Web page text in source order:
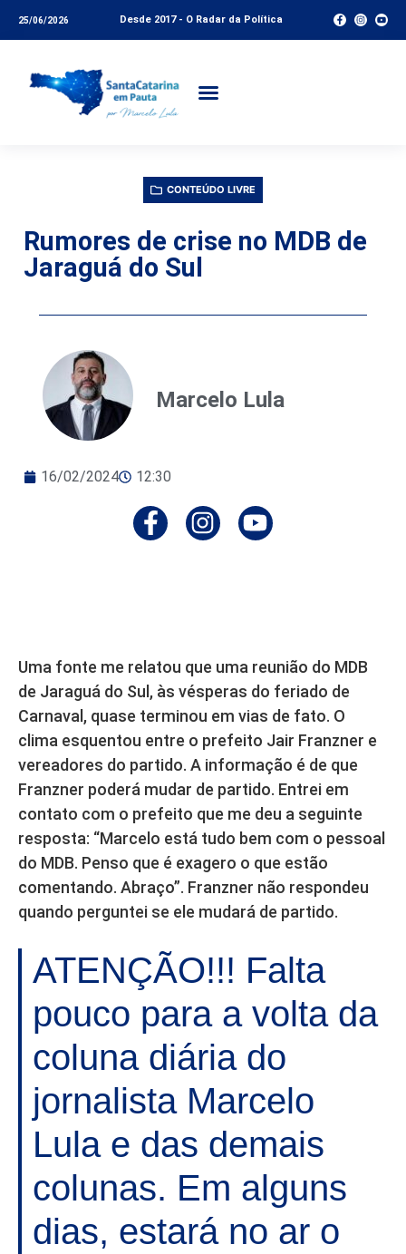
25/06/2026 Desde 2017 - O Radar da Política
CONTEÚDO LIVRE
Rumores de crise no MDB de
Jaraguá do Sul
Marcelo Lula
16/02/2024 12:30
Uma fonte me relatou que uma reunião do MDB
de Jaraguá do Sul, às vésperas do feriado de
Carnaval, quase terminou em vias de fato. O
clima esquentou entre o prefeito Jair Franzner e
vereadores do partido. A informação é de que
Franzner poderá mudar de partido. Entrei em
contato com o prefeito que me deu a seguinte
resposta: “Marcelo está tudo bem com o pessoal
do MDB. Penso que é exagero o que estão
comentando. Abraço”. Franzner não respondeu
quando perguntei se ele mudará de partido.
ATENÇÃO!!! Falta
pouco para a volta da
coluna diária do
jornalista Marcelo
Lula e das demais
colunas. Em alguns
dias, estará no ar o